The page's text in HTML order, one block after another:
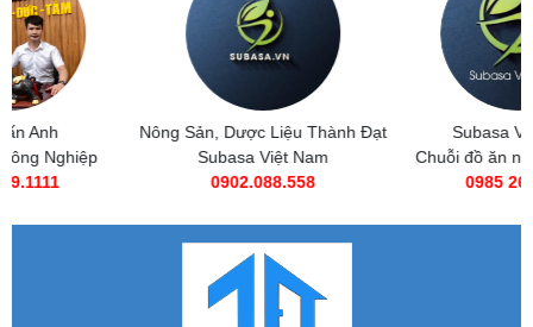
Nông Sản, Dược Liệu Thành Đạt
Subasa Việt Nam
Subasa Việt Nam
Chuỗi đồ ăn nhanh Subasa